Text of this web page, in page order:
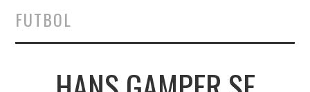
MIS VIAJES
FUTBOL